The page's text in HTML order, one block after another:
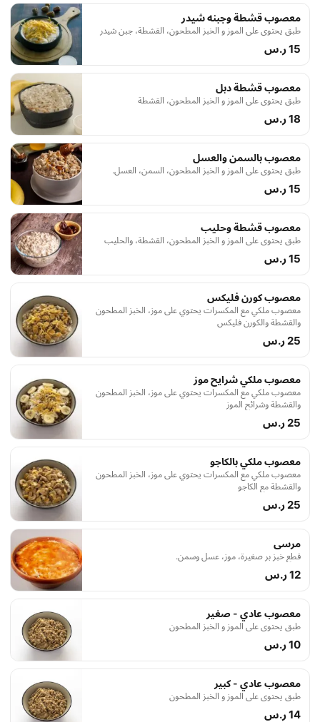
معصوب قشطة وجبنه شيدر
طبق يحتوي على الموز و الخبز المطحون، القشطة، جبن شيدر
15 ر.س
معصوب قشطة دبل
طبق يحتوي على الموز و الخبز المطحون، القشطة
18 ر.س
معصوب بالسمن والعسل
طبق يحتوي على الموز و الخبز المطحون، السمن، العسل.
15 ر.س
معصوب قشطة وحليب
طبق يحتوي على الموز و الخبز المطحون، القشطة، والحليب
15 ر.س
معصوب كورن فليكس
معصوب ملكي مع المكسرات يحتوي على موز، الخبز المطحون
والقشطة والكورن فليكس
25 ر.س
معصوب ملكي شرايح موز
معصوب ملكي مع المكسرات يحتوي على موز، الخبز المطحون
والقشطة وشرائح الموز
25 ر.س
معصوب ملكي بالكاجو
معصوب ملكي مع المكسرات يحتوي على موز، الخبز المطحون
والقشطة مع الكاجو
25 ر.س
مرسى
قطع خبز بر صغيرة، موز، عسل وسمن.
12 ر.س
معصوب عادي - صغير
طبق يحتوي على الموز و الخبز المطحون
10 ر.س
معصوب عادي - كبير
طبق يحتوي على الموز و الخبز المطحون
14 ر.س